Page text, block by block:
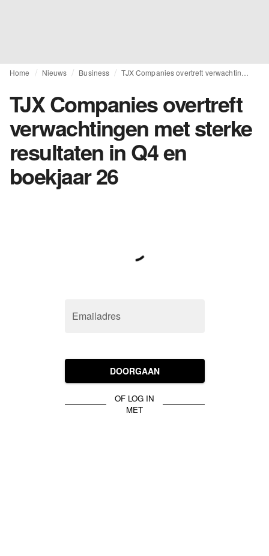
Home Nieuws Business
TJX Companies overtreft
verwachtingen met sterke
resultaten in Q4 en
boekjaar 26
Emailadres
DOORGAAN
OF LOG IN
MET